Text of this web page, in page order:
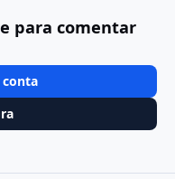
para comentar